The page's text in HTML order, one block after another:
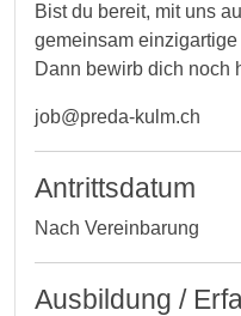
Bist du bereit, mit uns
gemeinsam
Dann bewirb dich noch
job@preda-kulm.ch
Antrittsdatum
Nach Vereinbarung
Ausbildung /